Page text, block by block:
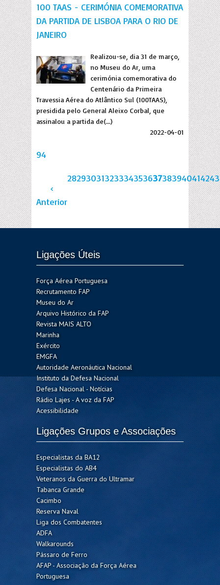
100 TAAS - CERIMÓNIA COMEMORATIVA
DA PARTIDA DE LISBOA PARA O RIO DE
JANEIRO
Realizou-se, dia 31 de março,
no Museu do Ar, uma
cerimónia comemorativa do
Centenário da Primeira
Travessia Aérea do Atlântico Sul (100TAAS),
presidida pelo General Aleixo Corbal, que
assinalou a partida de(...)
2022-04-01
94
‹
Anterior
28293031323334353637383940414243
Ligações Úteis
Força Aérea Portuguesa
Recrutamento FAP
Museu do Ar
Arquivo Histórico da FAP
Revista MAIS ALTO
Marinha
Exército
EMGFA
Autoridade Aeronáutica Nacional
Instituto da Defesa Nacional
Defesa Nacional - Notícias
Rádio Lajes - A voz da FAP
Acessibilidade
Ligações Grupos e Associações
Especialistas da BA12
Especialistas do AB4
Veteranos da Guerra do Ultramar
Tabanca Grande
Cacimbo
Reserva Naval
Liga dos Combatentes
ADFA
Walkarounds
Pássaro de Ferro
AFAP - Associação da Força Aérea
Portuguesa